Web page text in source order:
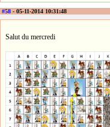
#58 - 05-11-2014 10:31:48
Salut du mercredi